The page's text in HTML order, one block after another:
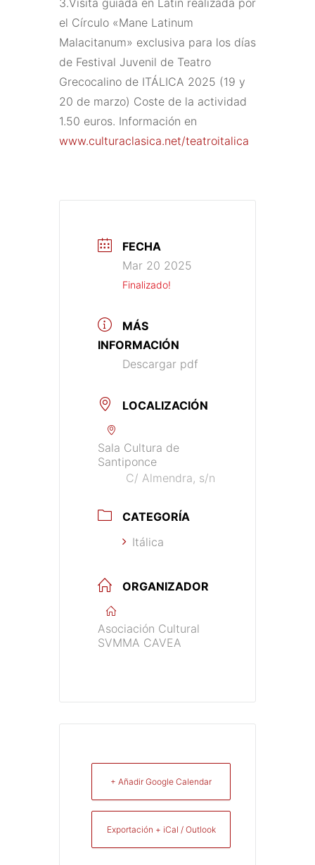
el Círculo «Mane Latinum
Malacitanum» exclusiva para los días
de Festival Juvenil de Teatro
Grecocalino de ITÁLICA 2025 (19 y
20 de marzo) Coste de la actividad
1.50 euros. Información en
www.culturaclasica.net/teatroitalica
FECHA
Mar 20 2025
Finalizado!
MÁS
INFORMACIÓN
Descargar pdf
LOCALIZACIÓN
Sala Cultura de
Santiponce
C/ Almendra, s/n
CATEGORÍA
Itálica
ORGANIZADOR
Asociación Cultural
SVMMA CAVEA
+ Añadir Google Calendar
Exportación + iCal / Outlook